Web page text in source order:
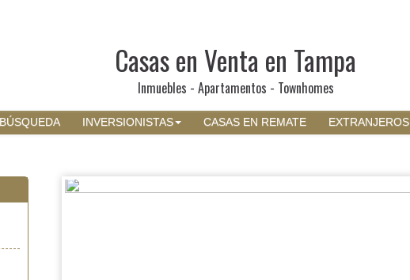
Casas en Venta en Tampa
Inmuebles - Apartamentos - Townhomes
BÚSQUEDA INVERSIONISTAS CASAS EN REMATE EXTRANJEROS